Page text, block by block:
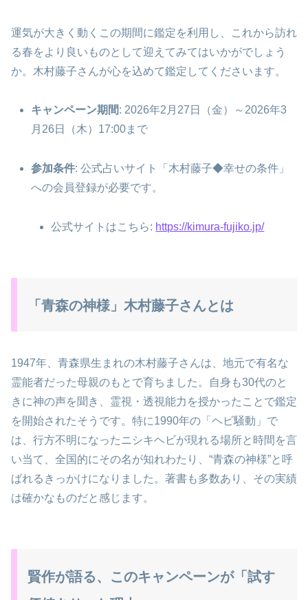
運気が大きく動くこの期間に鑑定を利用し、これから訪れ
る春をより良いものとして迎えてみてはいかがでしょう
か。木村藤子さんが心を込めて鑑定してくださいます。
キャンペーン期間: 2026年2月27日（金）～2026年3
月26日（木）17:00まで
参加条件: 公式占いサイト「木村藤子◆幸せの条件」
への会員登録が必要です。
公式サイトはこちら: https://kimura-fujiko.jp/
「青森の神様」木村藤子さんとは
1947年、青森県生まれの木村藤子さんは、地元で有名な
霊能者だった母親のもとで育ちました。自身も30代のと
きに神の声を聞き、霊視・透視能力を授かったことで鑑定
を開始されたそうです。特に1990年の「ヘビ騒動」で
は、行方不明になったニシキヘビが現れる場所と時間を言
い当て、全国的にその名が知れわたり、“青森の神様”と呼
ばれるきっかけになりました。著書も多数あり、その実績
は確かなものだと感じます。
賢作が語る、このキャンペーンが「試す